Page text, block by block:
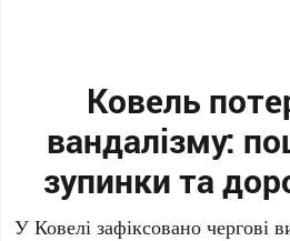
Ковель
вандалізму:
зупинки та
У Ковелі зафіксовано чергові